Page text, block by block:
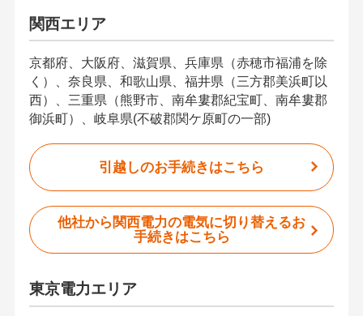
関西エリア
京都府、大阪府、滋賀県、兵庫県（赤穂市福浦を除
く）、奈良県、和歌山県、福井県（三方郡美浜町以
西）、三重県（熊野市、南牟婁郡紀宝町、南牟婁郡
御浜町）、岐阜県(不破郡関ケ原町の一部)
引越しのお手続きはこちら
他社から関西電力の電気に切り替えるお
手続きはこちら
東京電力エリア